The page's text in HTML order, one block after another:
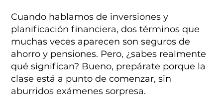
Cuando hablamos de inversiones y
planificación financiera, dos términos que
muchas veces aparecen son seguros de
ahorro y pensiones. Pero, ¿sabes realmente
qué significan? Bueno, prepárate porque la
clase está a punto de comenzar, sin
aburridos exámenes sorpresa.